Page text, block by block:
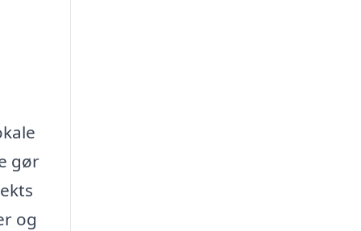
gør
og